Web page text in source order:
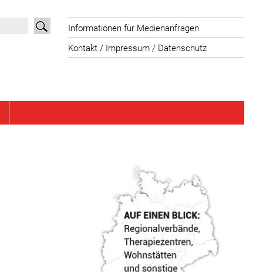
Informationen für Medienanfragen
Kontakt / Impressum / Datenschutz